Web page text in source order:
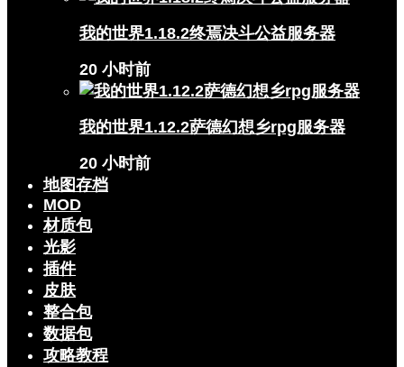
我的世界1.18.2终焉决斗公益服务器
20 小时前
我的世界1.12.2萨德幻想乡rpg服务器
20 小时前
地图存档
MOD
材质包
光影
插件
皮肤
整合包
数据包
攻略教程